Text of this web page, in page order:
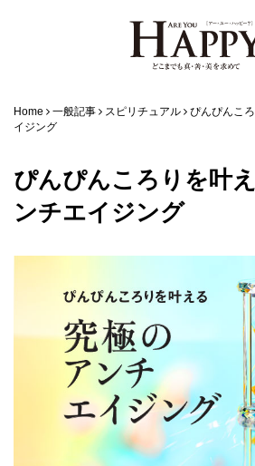
Home 一般記事 スピリチュアル
ぴんぴんこ
イジング
ぴんぴんころりを叶
ンチエイジング